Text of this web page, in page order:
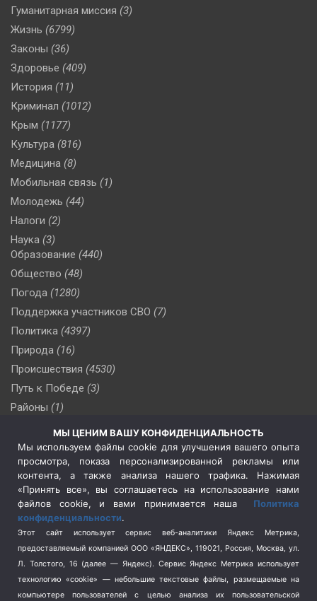
Гуманитарная миссия (3)
Жизнь (6799)
Законы (36)
Здоровье (409)
История (11)
Криминал (1012)
Крым (1177)
Культура (816)
Медицина (8)
Мобильная связь (1)
Молодежь (44)
Налоги (2)
Наука (3)
Образование (440)
Общество (48)
Погода (1280)
Поддержка участников СВО (7)
Политика (4397)
Природа (16)
Происшествия (4530)
Путь к Победе (3)
Районы (1)
(510)
Сельское хозяйство (3)
Социальная политика
(3)
Спецоперация в Украине
Спецоперация на Украине
(404)
Спорт (740)
Терроризм (1)
Транспорт (262)
Туризм (178)
МЫ ЦЕНИМ ВАШУ КОНФИДЕНЦИАЛЬНОСТЬ
Мы используем файлы cookie для улучшения вашего опыта
просмотра, показа персонализированной рекламы или
контента, а также анализа нашего трафика. Нажимая
«Принять все», вы соглашаетесь на использование нами
файлов cookie, и вами принимается наша Политика
конфиденциальности.
Этот сайт использует сервис веб-аналитики Яндекс Метрика,
предоставляемый компанией ООО «ЯНДЕКС», 119021, Россия, Москва, ул.
Л. Толстого, 16 (далее — Яндекс). Сервис Яндекс Метрика использует
технологию «cookie» — небольшие текстовые файлы, размещаемые на
компьютере пользователей с целью анализа их пользовательской